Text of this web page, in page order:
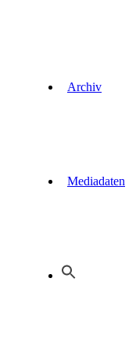
Archiv
Mediadaten